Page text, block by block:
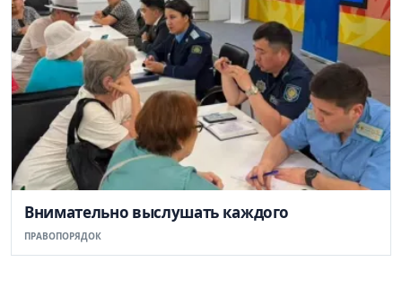
Внимательно выслушать каждого
ПРАВОПОРЯДОК